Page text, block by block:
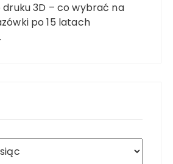
3D – co wybrać na
po 15 latach